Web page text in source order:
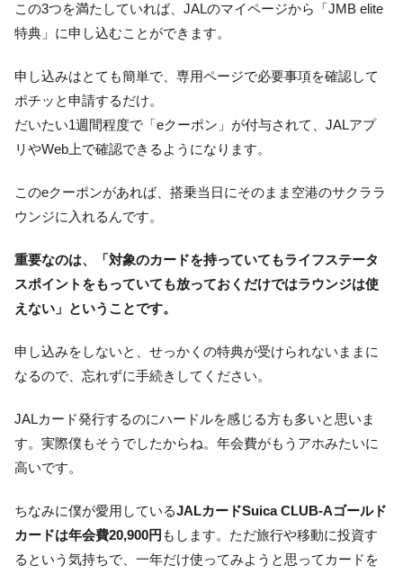
この3つを満たしていれば、JALのマイページから「JMB elite
特典」に申し込むことができます。
申し込みはとても簡単で、専用ページで必要事項を確認して
ポチッと申請するだけ。
だいたい1週間程度で「eクーポン」が付与されて、JALアプ
リやWeb上で確認できるようになります。
このeクーポンがあれば、搭乗当日にそのまま空港のサクララ
ウンジに入れるんです。
重要なのは、「対象のカードを持っていてもライフステータ
スポイントをもっていても放っておくだけではラウンジは使
えない」ということです。
申し込みをしないと、せっかくの特典が受けられないままに
なるので、忘れずに手続きしてください。
JALカード発行するのにハードルを感じる方も多いと思いま
す。実際僕もそうでしたからね。年会費がもうアホみたいに
高いです。
ちなみに僕が愛用しているJALカードSuica CLUB-Aゴールド
カードは年会費20,900円 もします。ただ旅行や移動に投資す
るという気持ちで、一年だけ使ってみようと思ってカードを